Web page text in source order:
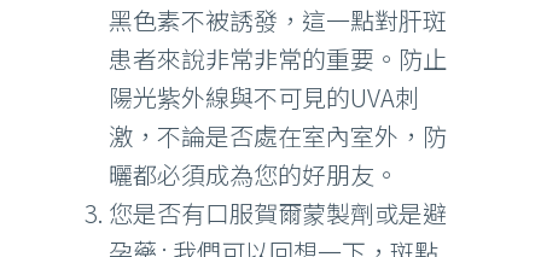
黑色素不被誘發，這一點對肝斑
患者來說非常非常的重要。防止
陽光紫外線與不可見的UVA刺
激，不論是否處在室內室外，防
曬都必須成為您的好朋友。
您是否有口服賀爾蒙製劑或是避